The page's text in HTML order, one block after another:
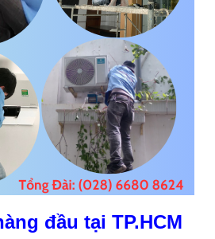
đầu tại TP.HCM